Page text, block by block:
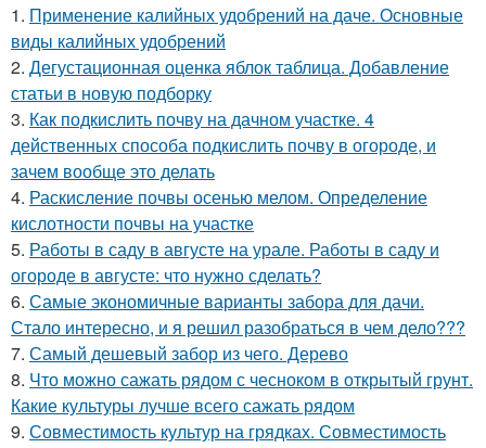
1. Применение калийных удобрений на даче. Основные
виды калийных удобрений
2. Дегустационная оценка яблок таблица. Добавление
статьи в новую подборку
3. Как подкислить почву на дачном участке. 4
действенных способа подкислить почву в огороде, и
зачем вообще это делать
4. Раскисление почвы осенью мелом. Определение
кислотности почвы на участке
5. Работы в саду в августе на урале. Работы в саду и
огороде в августе: что нужно сделать?
6. Самые экономичные варианты забора для дачи.
Стало интересно, и я решил разобраться в чем дело???
7. Самый дешевый забор из чего. Дерево
8. Что можно сажать рядом с чесноком в открытый грунт.
Какие культуры лучше всего сажать рядом
9. Совместимость культур на грядках. Совместимость